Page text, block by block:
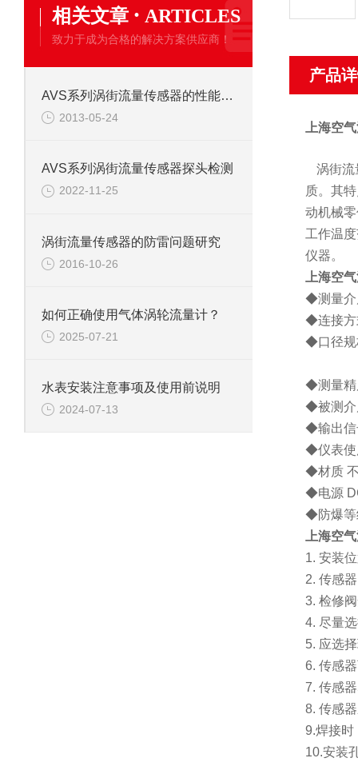
相关文章 · ARTICLES
致力于成为合格的解决方案供应商！
AVS系列涡街流量传感器的性能特点
2013-05-24
AVS系列涡街流量传感器探头检测
2022-11-25
涡街流量传感器的防雷问题研究
2016-10-26
如何正确使用气体涡轮流量计？
2025-07-21
水表安装注意事项及使用前说明
2024-07-13
产品
上海空
涡街
质。其
动机械
工作温
仪器。
上海空
◆测量介
◆连接方
◆口径规
◆测量
◆被测介
◆输出信
◆仪表使
◆材质
◆电源
◆防爆等
上海空
1. 安装
2. 传感
3. 检修
4. 尽量
5. 应选
6. 传感
7. 传感
8. 传感
9.焊接时
10.安装